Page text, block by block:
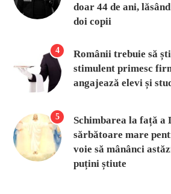
doar 44 de ani,
doi copii
4
Românii trebuie să
stimulent primesc
angajează elevi și
5
Schimbarea la față a
sărbătoare mare
voie să mânânci
puțini știute